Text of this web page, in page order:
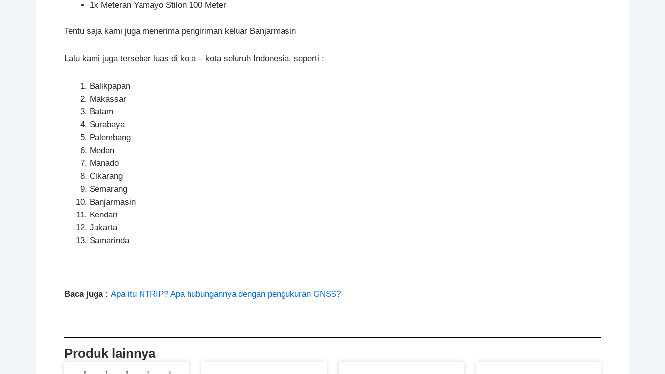
1x Meteran Yamayo Stilon 100 Meter
Tentu saja kami juga menerima pengiriman keluar Banjarmasin
Lalu kami juga tersebar luas di kota – kota seluruh Indonesia, seperti :
Balikpapan
Makassar
Batam
Surabaya
Palembang
Medan
Manado
Cikarang
Semarang
Banjarmasin
Kendari
Jakarta
Samarinda
Baca juga : Apa itu NTRIP? Apa hubungannya dengan pengukuran GNSS?
Produk lainnya